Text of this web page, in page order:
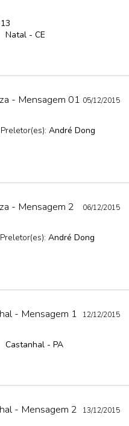
Natal - CE
- Mensagem 01 05/12/2015
Preletor(es): André Dong
- Mensagem 2 06/12/2015
Preletor(es): André Dong
- Mensagem 1 12/12/2015
Castanhal - PA
- Mensagem 2 13/12/2015